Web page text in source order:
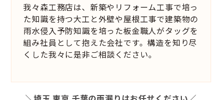
我々森工務店は、新築やリフォーム工事で培っ
た知識を持つ大工と外壁や屋根工事で建築物の
雨水侵入予防知識を培った板金職人がタッグを
組み社員として抱えた会社です。構造を知り尽
くした我々に是非ご相談ください。